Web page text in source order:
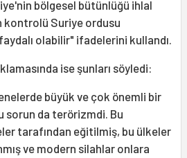
bölgesel bütünlüğü ihlal
kontrolü Suriye ordusu
olabilir" ifadelerini kullandı.
ise şunları söyledi:
büyük ve çok önemli bir
sorun da terörizmdi. Bu
tarafından eğitilmiş, bu ülkeler
ve modern silahlar onlara